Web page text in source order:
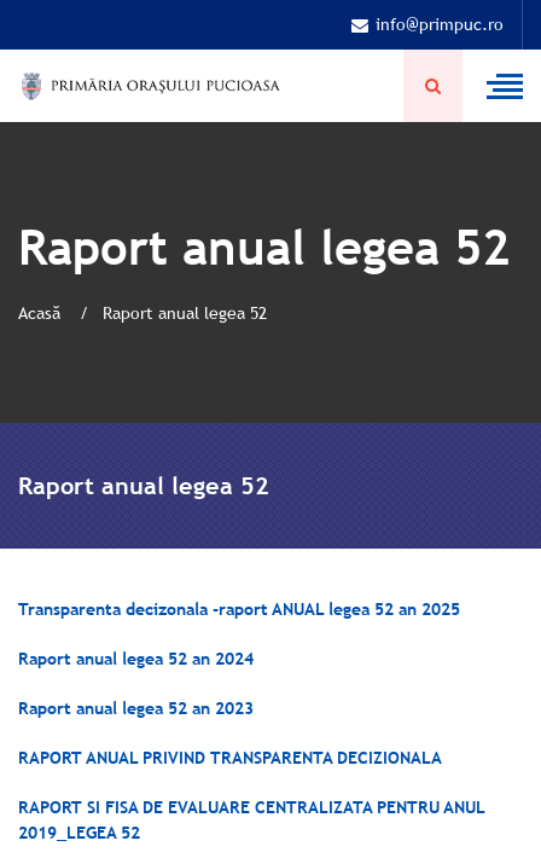
info@primpuc.ro
Raport anual legea 52
Acasă Raport anual legea 52
Raport anual legea 52
Transparenta decizonala -raport ANUAL legea 52 an 2025
Raport anual legea 52 an 2024
Raport anual legea 52 an 2023
RAPORT ANUAL PRIVIND TRANSPARENTA DECIZIONALA
RAPORT SI FISA DE EVALUARE CENTRALIZATA PENTRU ANUL
2019_LEGEA 52